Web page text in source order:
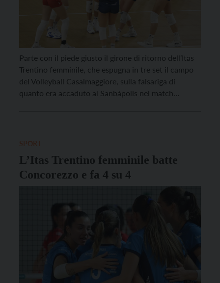
Parte con il piede giusto il girone di ritorno dell’Itas
Trentino femminile, che espugna in tre set il campo
del Volleyball Casalmaggiore, sulla falsariga di
quanto era accaduto al Sanbàpolis nel match
L’Itas Trentino femminile batte
Concorezzo e fa 4 su 4